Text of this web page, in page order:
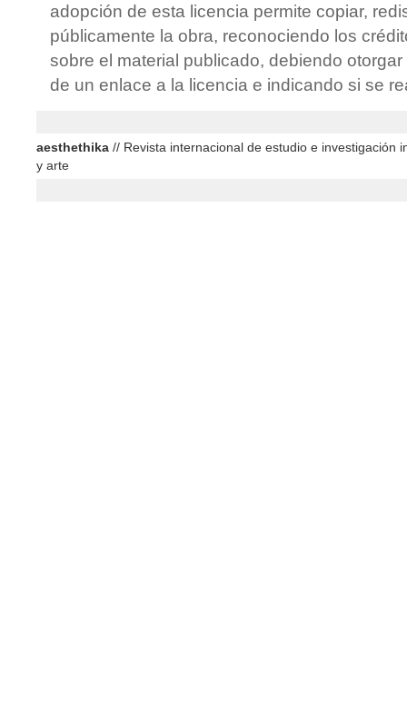
adopción de esta licencia permite copiar,
públicamente la obra, reconociendo los
sobre el material publicado, debiendo
de un enlace a la licencia e indicando si se
aesthethika // Revista internacional de estudio e investigación
y arte